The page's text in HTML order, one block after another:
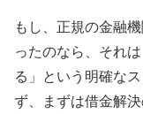
もし、正規の金融
ったのなら、それ
る」という明確な
ず、まずは借金解